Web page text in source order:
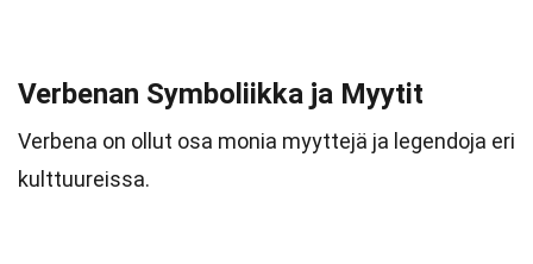
Verbenan Symboliikka ja Myytit
Verbena on ollut osa monia myyttejä ja legendoja eri
kulttuureissa.